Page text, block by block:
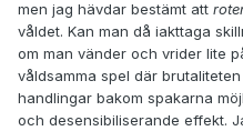
men jag hävdar bestämt att
våldet. Kan man då iakttaga
om man vänder och vrider lite
våldsamma spel där
handlingar bakom spakarna
och desensibiliserande effekt.